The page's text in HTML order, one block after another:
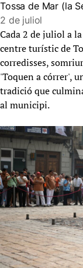
Tossa de Mar (la
2 de juliol
Cada 2 de juliol a
centre turístic de
corredisses,
'Toquen a córrer',
tradició que
al municipi.